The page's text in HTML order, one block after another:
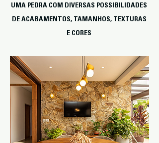
UMA PEDRA COM DIVERSAS POSSIBILIDADES
DE ACABAMENTOS, TAMANHOS, TEXTURAS
E CORES